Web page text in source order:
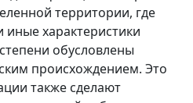
территории, где
иные характеристики
обусловлены
происхождением. Это
также сделают